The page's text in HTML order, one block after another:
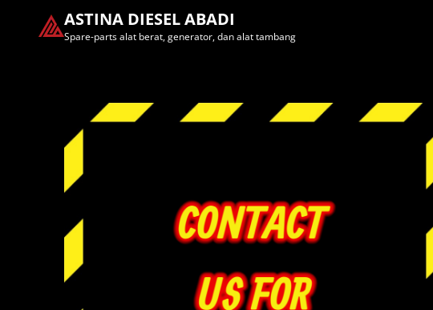
ASTINA DIESEL ABADI
Spare-parts alat berat, generator, dan alat tambang